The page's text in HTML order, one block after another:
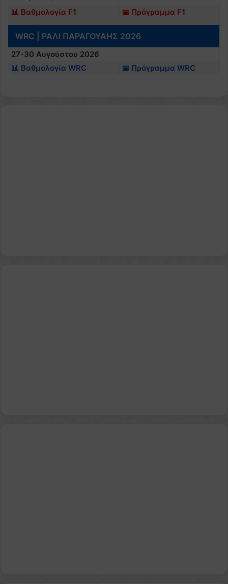
📊 Βαθμολογία F1 📅 Πρόγραμμα F1
WRC | ΡΑΛΙ ΠΑΡΑΓΟΥΑΗΣ 2026
27-30 Αυγούστου 2026
📊 Βαθμολογία WRC
📅 Πρόγραμμα WRC